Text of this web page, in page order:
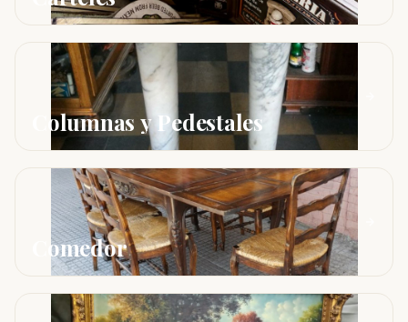
Columnas y Pedestales
Comedor